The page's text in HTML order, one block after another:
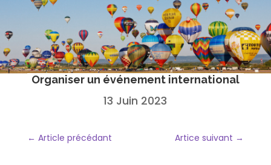
Organiser un événement international
13 Juin 2023
← Article précédant Artice suivant →